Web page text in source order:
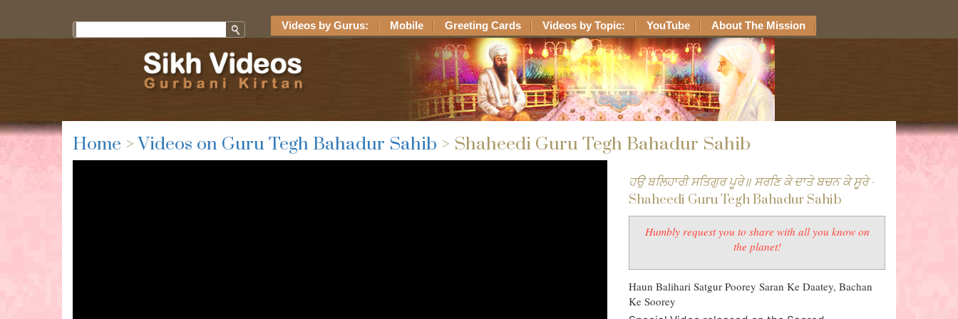
Videos by Gurus: Mobile Greeting Cards Videos by Topic: YouTube About The Mission
Home >Videos on Guru Tegh Bahadur Sahib > Shaheedi Guru Tegh Bahadur Sahib
ਹਉ ਬਲਿਹਾਰੀ ਸਤਿਗੁਰ ਪੂਰੇ॥ ਸਰਣਿ ਕੇ ਦਾਤੇ ਬਚਨ ਕੇ ਸੂਰੇ-
Shaheedi Guru Tegh Bahadur Sahib
Humbly request you to share with all you know on
the planet!
Haun Balihari Satgur Poorey Saran Ke Daatey, Bachan
Ke Soorey